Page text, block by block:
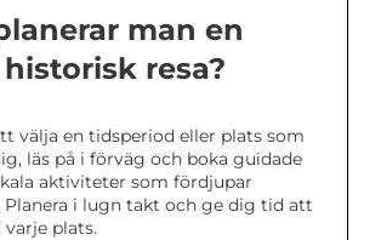
man en
resa?
välja en tidsperiod eller plats som
läs på i förväg och boka guidade
aktiviteter som fördjupar
Planera i lugn takt och ge dig tid att
varje plats.